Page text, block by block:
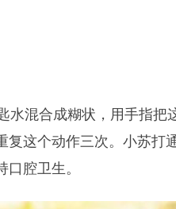
水混合成糊状，用手指
复这个动作三次。小苏
腔卫生。